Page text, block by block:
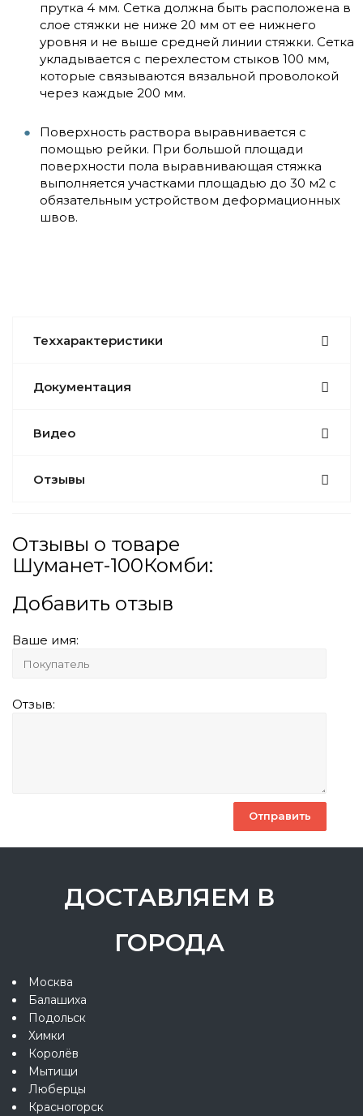
прутка 4 мм. Сетка должна быть расположена в
слое стяжки не ниже 20 мм от ее нижнего
уровня и не выше средней линии стяжки. Сетка
укладывается с перехлестом стыков 100 мм,
которые связываются вязальной проволокой
через каждые 200 мм.
Поверхность раствора выравнивается с
помощью рейки. При большой площади
поверхности пола выравнивающая стяжка
выполняется участками площадью до 30 м2 с
обязательным устройством деформационных
швов.
Теххарактеристики
Документация
Видео
Отзывы
Отзывы о товаре
Шуманет-100Комби:
Добавить отзыв
Ваше имя:
Отзыв:
ДОСТАВЛЯЕМ В
ГОРОДА
Москва
Балашиха
Подольск
Химки
Королёв
Мытищи
Люберцы
Красногорск